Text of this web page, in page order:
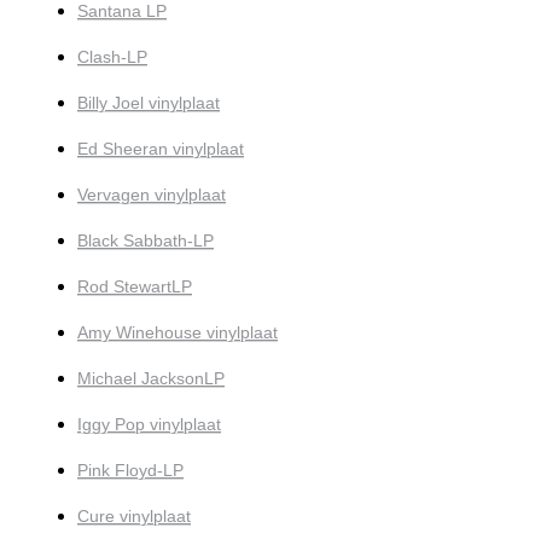
Santana LP
Clash-LP
Billy Joel vinylplaat
Ed Sheeran vinylplaat
Vervagen vinylplaat
Black Sabbath-LP
Rod StewartLP
Amy Winehouse vinylplaat
Michael JacksonLP
Iggy Pop vinylplaat
Pink Floyd-LP
Cure vinylplaat